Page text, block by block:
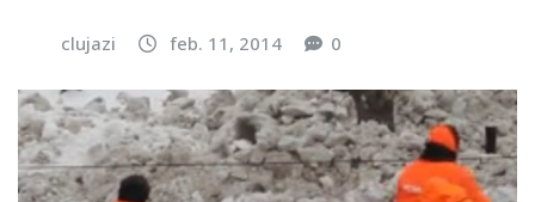
clujazi feb. 11, 2014 0